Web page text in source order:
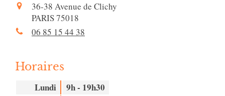
36-38 Avenue de Clichy
PARIS 75018
06 85 15 44 38
Horaires
Lundi 9h - 19h30